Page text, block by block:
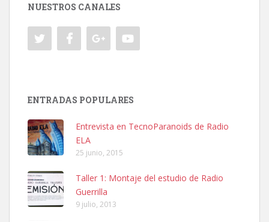
NUESTROS CANALES
ENTRADAS POPULARES
Entrevista en TecnoParanoids de Radio
ELA
25 junio, 2015
Taller 1: Montaje del estudio de Radio
Guerrilla
9 julio, 2013